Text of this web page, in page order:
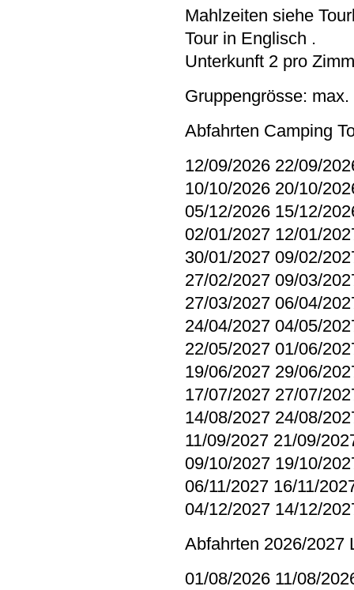
Mahlzeiten siehe
Tour in Englisch .
Unterkunft 2 pro
Gruppengrösse:
Abfahrten Camping
12/09/2026 22/09/
10/10/2026 20/10/
05/12/2026 15/12/
02/01/2027 12/01/
30/01/2027 09/02/
27/02/2027 09/03/
27/03/2027 06/04/
24/04/2027 04/05/
22/05/2027 01/06/
19/06/2027 29/06/
17/07/2027 27/07/
14/08/2027 24/08/
11/09/2027 21/09/
09/10/2027 19/10/
06/11/2027 16/11/
04/12/2027 14/12/
Abfahrten 2026/2027
01/08/2026 11/08/